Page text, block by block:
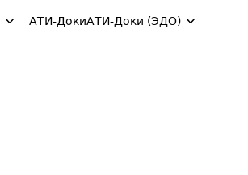
АТИ-ДокиАТИ-Доки (ЭДО)